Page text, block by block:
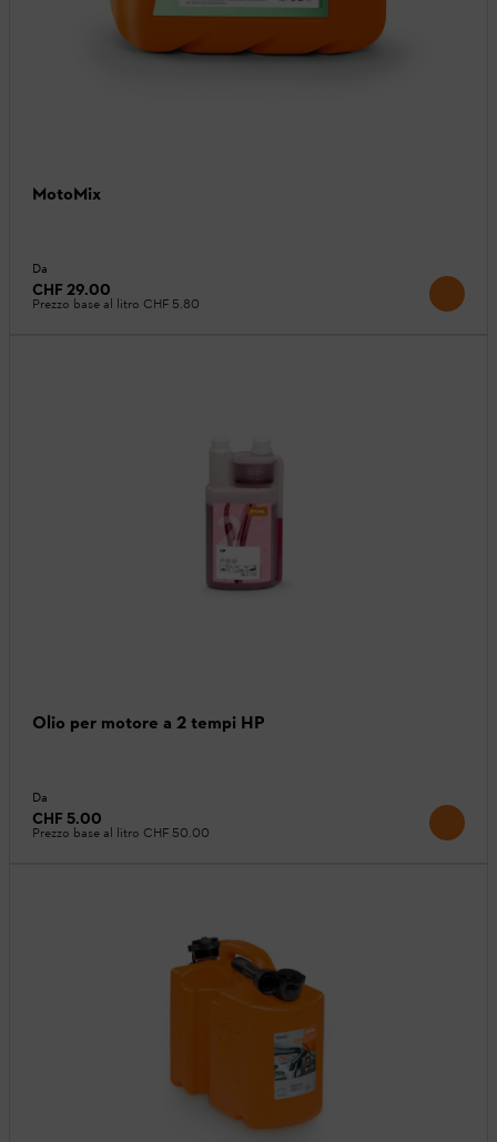
MotoMix
Da
CHF 29.00
Prezzo base al litro CHF 5.80
Olio per motore a 2 tempi HP
Da
CHF 5.00
Prezzo base al litro CHF 50.00